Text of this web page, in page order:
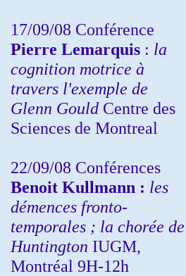
17/09/08 Conférence
Pierre Lemarquis : la
cognition motrice à
travers l'exemple de
Glenn Gould Centre des
Sciences de Montreal
22/09/08 Conférences
Benoit Kullmann : les
démences fronto-
temporales ; la chorée de
Huntington IUGM,
Montréal 9H-12h